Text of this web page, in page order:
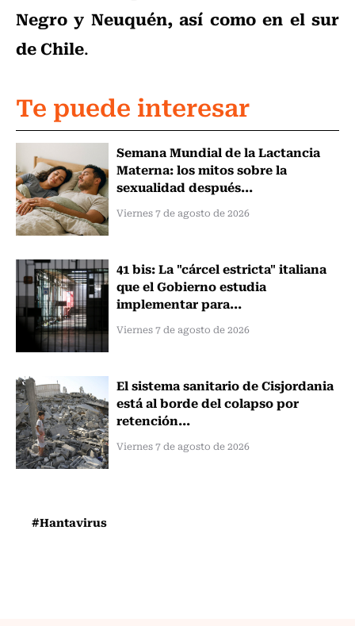
Negro y Neuquén, así como en el sur
de Chile.
Te puede interesar
Semana Mundial de la Lactancia
Materna: los mitos sobre la
sexualidad después...
Viernes 7 de agosto de 2026
41 bis: La "cárcel estricta" italiana
que el Gobierno estudia
implementar para...
Viernes 7 de agosto de 2026
El sistema sanitario de Cisjordania
está al borde del colapso por
retención...
Viernes 7 de agosto de 2026
#Hantavirus